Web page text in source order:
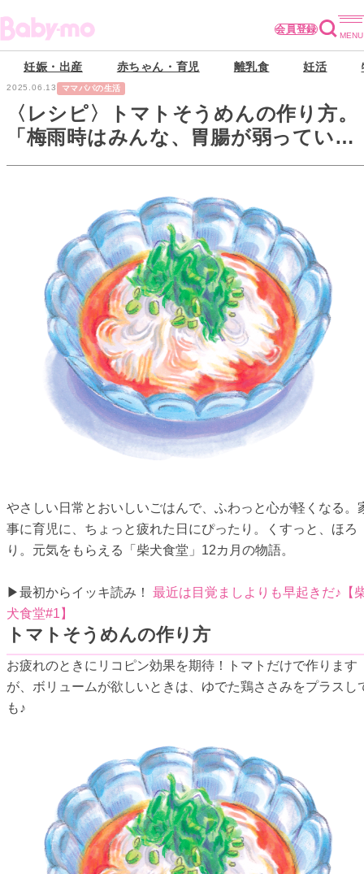
会員登録
妊娠・出産 赤ちゃん・育児 離乳食 妊活
2025.06.13 ママパパの生活
〈レシピ〉トマトそうめんの作り方。
「梅雨時はみんな、胃腸が弱っている
からね～」【柴犬食堂】
やさしい日常とおいしいごはんで、ふわっと心が軽くなる。
事に育児に、ちょっと疲れた日にぴったり。くすっと、ほろ
り。元気をもらえる「柴犬食堂」12カ月の物語。
▶最初からイッキ読み！ 最近は目覚ましよりも早起きだ♪【
犬食堂#1】
トマトそうめんの作り方
お疲れのときにリコピン効果を期待！トマトだけで作ります
が、ボリュームが欲しいときは、ゆでた鶏ささみをプラスし
も♪